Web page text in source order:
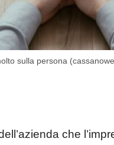
sulla persona
che